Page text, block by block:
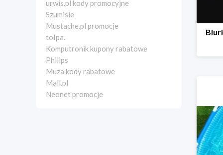
urwis.pl kody promocyjne
Szumisie
Mustache.pl promocje
tołpa.
Komputronik kupony rabatowe
Philips
Muza kody rabatowe
Mall.pl
Neonet promocje